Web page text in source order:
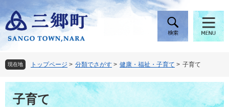
ー
ジ
頭
で
す
ニ
ュ
飛
ば
し
現在地 トップページ > 分類でさがす > 健康・福祉・子育て > 子育て
本
文子育て